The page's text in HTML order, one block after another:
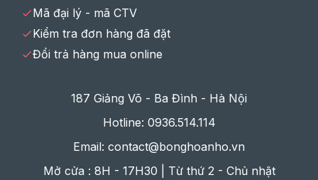
Mã đại lý - mã CTV
Kiểm tra đơn hàng đã đặt
Đổi trả hàng mua online
187 Giảng Võ - Ba Đình - Hà Nội
Hotline: 0936.514.114
Email: contact@bonghoanho.vn
Mở cửa : 8H - 17H30 | Từ thứ 2 - Chủ nhật